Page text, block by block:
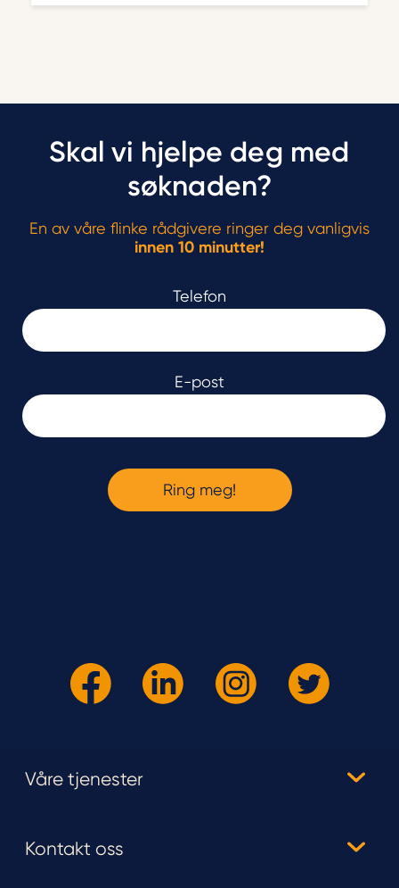
Skal vi hjelpe deg med
søknaden?
En av våre flinke rådgivere ringer deg vanligvis
innen 10 minutter!
Telefon
E-post
Våre tjenester
Kontakt oss